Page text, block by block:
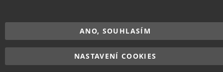
ANO, SOUHLASÍM
NASTAVENÍ COOKIES